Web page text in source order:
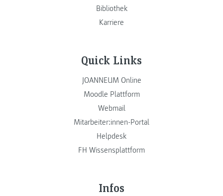
Bibliothek
Karriere
Quick Links
JOANNEUM Online
Moodle Plattform
Webmail
Mitarbeiter:innen-Portal
Helpdesk
FH Wissensplattform
Infos